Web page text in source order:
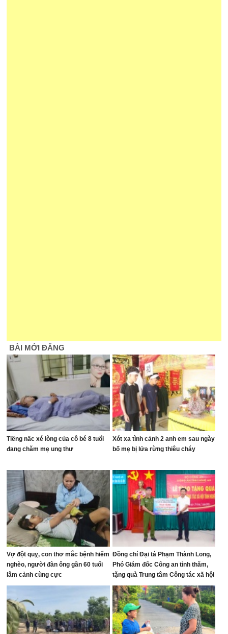
BÀI MỚI ĐĂNG
Tiếng nấc xé lòng của cô bé 8 tuổi
đang chăm mẹ ung thư
Xót xa tình cảnh 2 anh em sau ngày
bố mẹ bị lửa rừng thiêu cháy
Vợ đột quỵ, con thơ mắc bệnh hiểm
nghèo, người đàn ông gần 60 tuổi
lâm cảnh cùng cực
Đồng chí Đại tá Phạm Thành Long,
Phó Giám đốc Công an tỉnh thăm,
tặng quà Trung tâm Công tác xã hội
tỉnh